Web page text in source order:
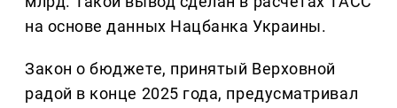
на основе данных Нацбанка Украины.
Закон о бюджете, принятый Верховной
радой в конце 2025 года, предусматривал